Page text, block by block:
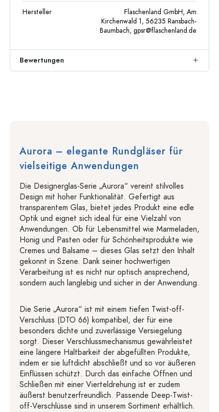
Hersteller
Flaschenland GmbH, Am
Kirchenwald 1, 56235 Ransbach-
Baumbach, gpsr@flaschenland.de
Bewertungen
Aurora – elegante Rundgläser für
vielseitige Anwendungen
Die Designerglas-Serie „Aurora“ vereint stilvolles
Design mit hoher Funktionalität. Gefertigt aus
transparentem Glas, bietet jedes Produkt eine edle
Optik und eignet sich ideal für eine Vielzahl von
Anwendungen. Ob für Lebensmittel wie Marmeladen,
Honig und Pasten oder für Schönheitsprodukte wie
Cremes und Balsame – dieses Glas setzt den Inhalt
gekonnt in Szene. Dank seiner hochwertigen
Verarbeitung ist es nicht nur optisch ansprechend,
sondern auch langlebig und sicher in der Anwendung.
Die Serie „Aurora“ ist mit einem tiefen Twist-off-
Verschluss (DTO 66) kompatibel, der für eine
besonders dichte und zuverlässige Versiegelung
sorgt. Dieser Verschlussmechanismus gewährleistet
eine längere Haltbarkeit der abgefüllten Produkte,
indem er sie luftdicht abschließt und so vor äußeren
Einflüssen schützt. Durch das einfache Öffnen und
Schließen mit einer Vierteldrehung ist er zudem
äußerst benutzerfreundlich. Passende Deep-Twist-
off-Verschlüsse sind in unserem Sortiment erhältlich.